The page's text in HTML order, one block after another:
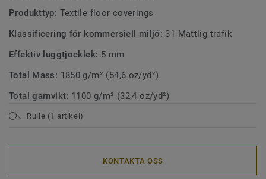
Produkttyp: Textile floor coverings
Klassificering för kommersiell miljö: 31 Måttlig trafik
Effektiv luggtjocklek: 5 mm
Total Mass: 1850 g/m² (54,6 oz/yd²)
Total garnvikt: 1100 g/m² (32,4 oz/yd²)
Rulle (1 artikel)
KONTAKTA OSS